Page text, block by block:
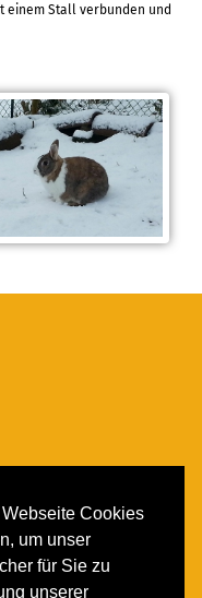
Cookies
um unser
für Sie zu
unserer
einem Stall verbunden und